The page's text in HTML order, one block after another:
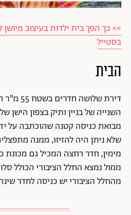
>> כך הפך בית ילדות בעיצוב
בסטייל
הבית
דירת
השנייה של בניין ותיק בצפון הישן
מבואת כניסה קטנה שהוכתבה על
שלא ניתן היה להזיזו, ממנה
מימין, חדר רחצה המכיל גם
ממול נמצא החלל הציבורי הכולל
מהחלל הציבורי יש כניסה לחדר